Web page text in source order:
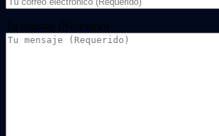
Tu mensaje (Necesario)